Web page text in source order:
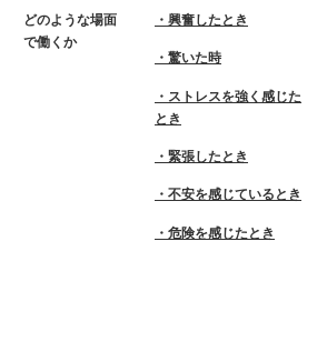
どのような場面
で働くか
・興奮したとき
・驚いた時
・ストレスを強く感じた
とき
・緊張したとき
・不安を感じているとき
・危険を感じたとき